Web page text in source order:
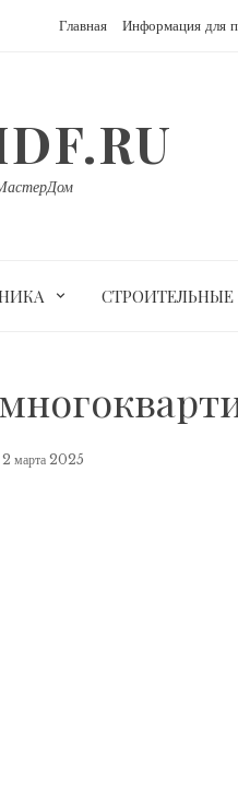
Главная Информация для
2 марта 2025